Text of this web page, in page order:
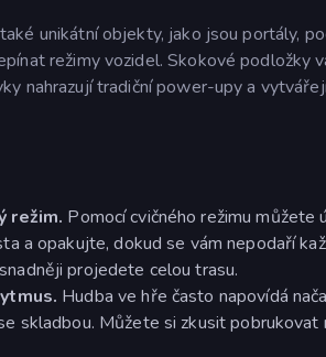
unikátní objekty, jako jsou portály,
režimy vozidel. Skokové podložky
nahrazují tradiční power-upy a
režim. Pomocí cvičného režimu
a opakujte, dokud se vám nepodaří
projedete celou trasu.
Hudba ve hře často napovídá
skladbou. Můžete si zkusit